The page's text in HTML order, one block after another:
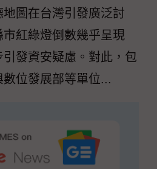
圖在台灣引發廣泛討
紅綠燈倒數幾乎呈現
引發資安疑慮。對此，包
位發展部等單位...